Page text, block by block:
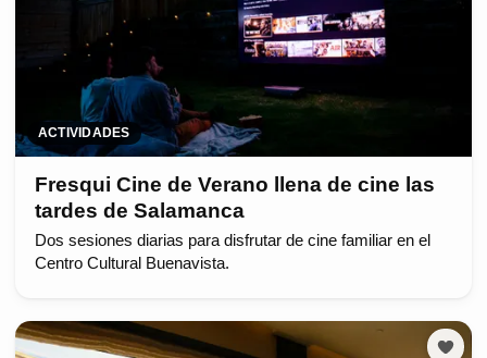
ACTIVIDADES
Fresqui Cine de Verano llena de cine las
tardes de Salamanca
Dos sesiones diarias para disfrutar de cine familiar en el
Centro Cultural Buenavista.